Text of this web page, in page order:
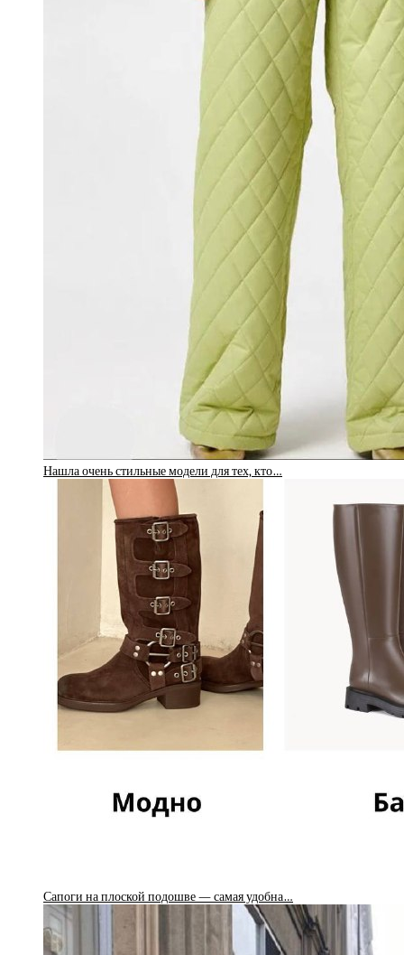
Нашла очень стильные модели для тех, кто…
Сапоги на плоской подошве — самая удобна…